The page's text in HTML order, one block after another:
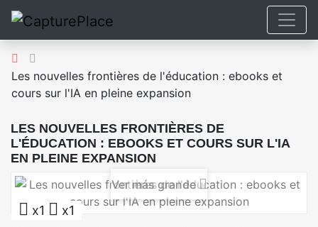
Les nouvelles frontières de l'éducation : ebooks et
cours sur l'IA en pleine expansion
LES NOUVELLES FRONTIÈRES DE
L'ÉDUCATION : EBOOKS ET COURS SUR L'IA
EN PLEINE EXPANSION
x1 x1
Ver más grande